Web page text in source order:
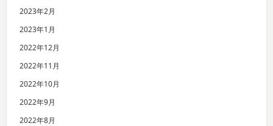
2023年2月
2023年1月
2022年12月
2022年11月
2022年10月
2022年9月
2022年8月